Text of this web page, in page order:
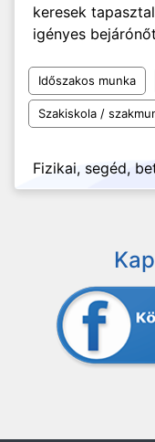
keresek
igényes
Időszakos munka
Szakiskola /
Fizikai, segéd,